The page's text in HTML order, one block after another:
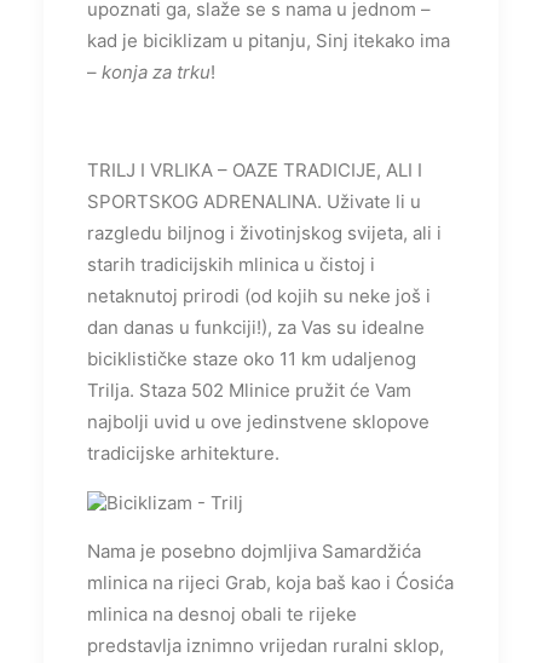
upoznati ga, slaže se s nama u jednom –
kad je biciklizam u pitanju, Sinj itekako ima
– konja za trku!
TRILJ I VRLIKA – OAZE TRADICIJE, ALI I
SPORTSKOG ADRENALINA. Uživate li u
razgledu biljnog i životinjskog svijeta, ali i
starih tradicijskih mlinica u čistoj i
netaknutoj prirodi (od kojih su neke još i
dan danas u funkciji!), za Vas su idealne
biciklističke staze oko 11 km udaljenog
Trilja. Staza 502 Mlinice pružit će Vam
najbolji uvid u ove jedinstvene sklopove
tradicijske arhitekture.
Nama je posebno dojmljiva Samardžića
mlinica na rijeci Grab, koja baš kao i Ćosića
mlinica na desnoj obali te rijeke
predstavlja iznimno vrijedan ruralni sklop,